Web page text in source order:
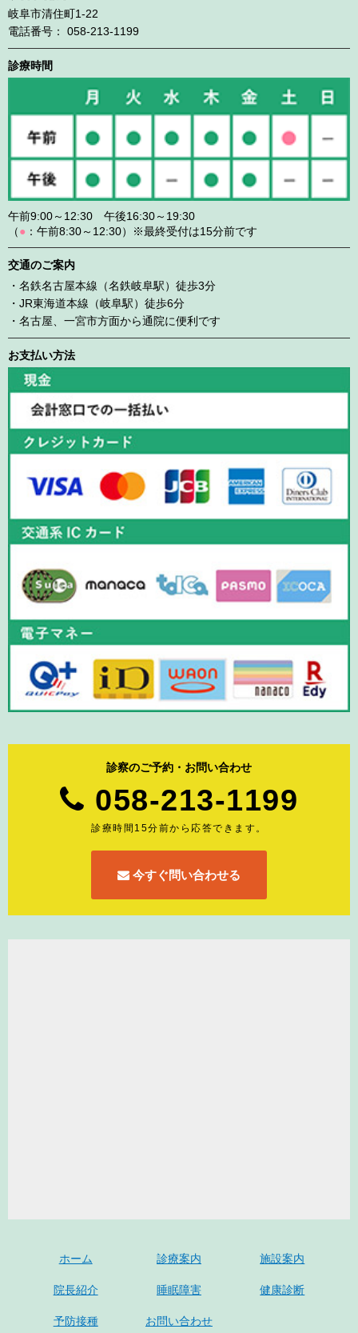
岐阜市清住町1-22
電話番号： 058-213-1199
診療時間
午前9:00～12:30 午後16:30～19:30
（● ：午前8:30～12:30）※最終受付は15分前です
交通のご案内
・名鉄名古屋本線（名鉄岐阜駅）徒歩3分
・JR東海道本線（岐阜駅）徒歩6分
・名古屋、一宮市方面から通院に便利です
お支払い方法
診察のご予約・お問い合わせ
058-213-1199
診療時間15分前から応答できます。
今すぐ問い合わせる
ホーム 診療案内 施設案内
院長紹介 睡眠障害 健康診断
予防接種 お問い合わせ